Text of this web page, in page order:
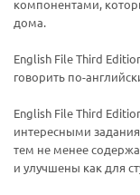
компонентами,
дома.
English File Third
говорить по-
English File Third
интересными
тем не менее
и улучшены как для